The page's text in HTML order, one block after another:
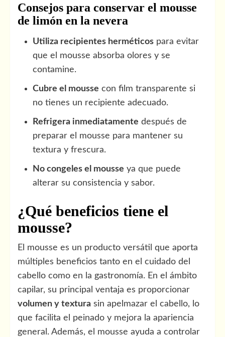
Consejos para conservar el mousse
de limón en la nevera
Utiliza recipientes herméticos para evitar
que el mousse absorba olores y se
contamine.
Cubre el mousse con film transparente si
no tienes un recipiente adecuado.
Refrigera inmediatamente después de
preparar el mousse para mantener su
textura y frescura.
No congeles el mousse ya que puede
alterar su consistencia y sabor.
¿Qué beneficios tiene el
mousse?
El mousse es un producto versátil que aporta
múltiples beneficios tanto en el cuidado del
cabello como en la gastronomía. En el ámbito
capilar, su principal ventaja es proporcionar
volumen y textura sin apelmazar el cabello, lo
que facilita el peinado y mejora la apariencia
general. Además, el mousse ayuda a controlar